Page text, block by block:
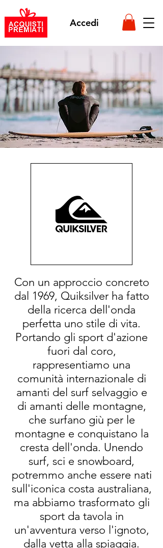
Accedi
Con un approccio concreto
dal 1969, Quiksilver ha fatto
della ricerca dell'onda
perfetta uno stile di vita.
Portando gli sport d'azione
fuori dal coro,
rappresentiamo una
comunità internazionale di
amanti del surf selvaggio e
di amanti delle montagne,
che surfano giù per le
montagne e conquistano la
cresta dell'onda. Unendo
surf, sci e snowboard,
potremmo anche essere nati
sull'iconica costa australiana,
ma abbiamo trasformato gli
sport da tavola in
un'avventura verso l'ignoto,
dalla vetta alla spiaggia.